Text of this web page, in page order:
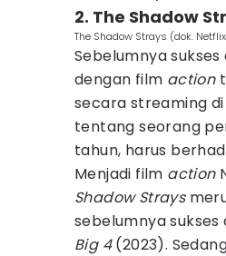
2. The Shadow
The Shadow Strays (dok.
Sebelumnya sukses
dengan film action
secara streaming
tentang seorang
tahun, harus
Menjadi film action
Shadow Strays
sebelumnya sukses
Big 4(2023).